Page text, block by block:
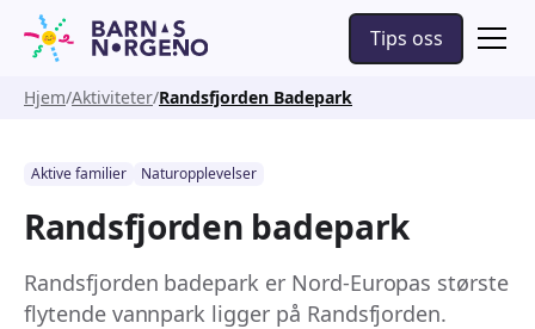
Tips oss
Hjem Aktiviteter Randsfjorden Badepark
Aktive familier Naturopplevelser
Randsfjorden badepark
Randsfjorden badepark er Nord-Europas største
flytende vannpark ligger på Randsfjorden.